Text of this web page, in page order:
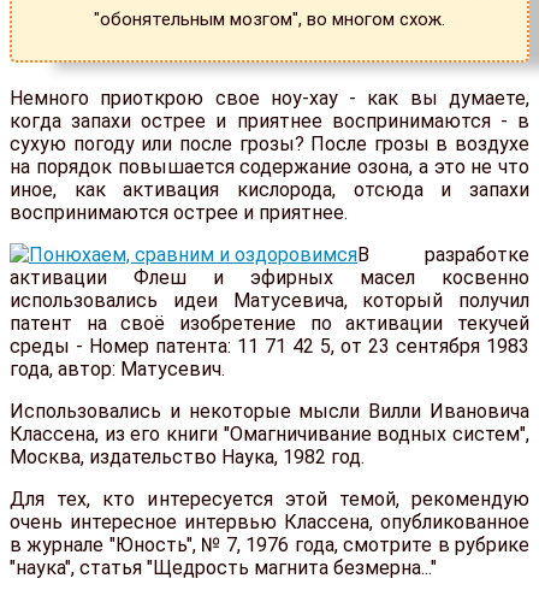
"обонятельным мозгом", во многом схож.
Немного приоткрою свое ноу-хау - как вы думаете,
когда запахи острее и приятнее воспринимаются - в
сухую погоду или после грозы? После грозы в воздухе
на порядок повышается содержание озона, а это не что
иное, как активация кислорода, отсюда и запахи
воспринимаются острее и приятнее.
В разработке
активации Флеш и эфирных масел косвенно
использовались идеи Матусевича, который получил
патент на своё изобретение по активации текучей
среды - Номер патента: 11 71 42 5, от 23 сентября 1983
года, автор: Матусевич.
Использовались и некоторые мысли Вилли Ивановича
Классена, из его книги "Омагничивание водных систем",
Москва, издательство Наука, 1982 год.
Для тех, кто интересуется этой темой, рекомендую
очень интересное интервью Классена, опубликованное
в журнале "Юность", № 7, 1976 года, смотрите в рубрике
"наука", статья "Щедрость магнита безмерна..."